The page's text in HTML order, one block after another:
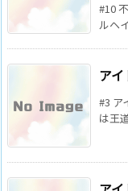
#10
ルヘ
ア
#3 ア
は王